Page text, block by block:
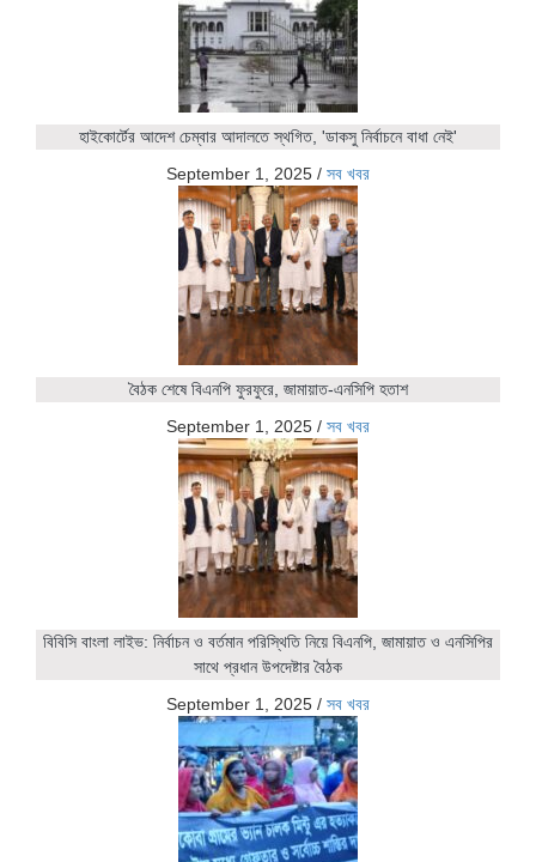
হাইকোর্টের আদেশ চেম্বার আদালতে স্থগিত, 'ডাকসু নির্বাচনে বাধা নেই'
September 1, 2025 / সব খবর
বৈঠক শেষে বিএনপি ফুরফুরে, জামায়াত-এনসিপি হতাশ
September 1, 2025 / সব খবর
বিবিসি বাংলা লাইভ: নির্বাচন ও বর্তমান পরিস্থিতি নিয়ে বিএনপি, জামায়াত ও এনসিপির
সাথে প্রধান উপদেষ্টার বৈঠক
September 1, 2025 / সব খবর